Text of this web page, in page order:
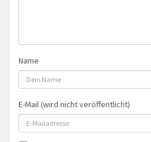
Name
E-Mail (wird nicht veröffentlicht)